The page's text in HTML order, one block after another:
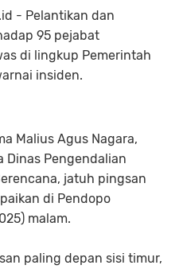
- Pelantikan dan
95 pejabat
di lingkup Pemerintah
insiden.
Malius Agus Nagara,
Dinas Pengendalian
jatuh pingsan
di Pendopo
malam.
paling depan sisi timur,